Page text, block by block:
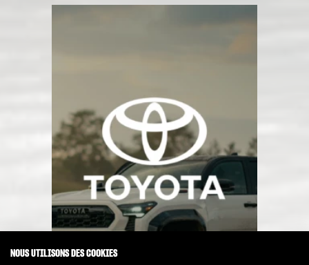
NOUS UTILISONS DES COOKIES